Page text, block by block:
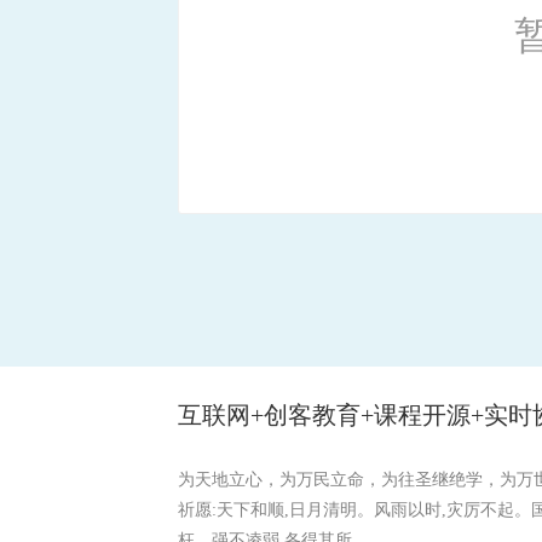
互联网+创客教育+课程开源+实
为天地立心，为万民立命，为往圣继绝学，为万
祈愿:天下和顺,日月清明。风雨以时,灾厉不起